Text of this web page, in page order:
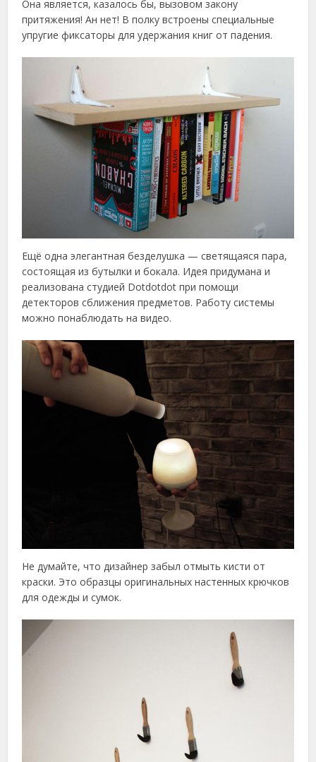
Она является, казалось бы, вызовом закону
притяжения! Ан нет! В полку встроены специальные
упругие фиксаторы для удержания книг от падения.
Ещё одна элегантная безделушка — светящаяся пара,
состоящая из бутылки и бокала. Идея придумана и
реализована студией Dotdotdot при помощи
детекторов сближения предметов. Работу системы
можно понаблюдать на видео.
Не думайте, что дизайнер забыл отмыть кисти от
краски. Это образцы оригинальных настенных крючков
для одежды и сумок.